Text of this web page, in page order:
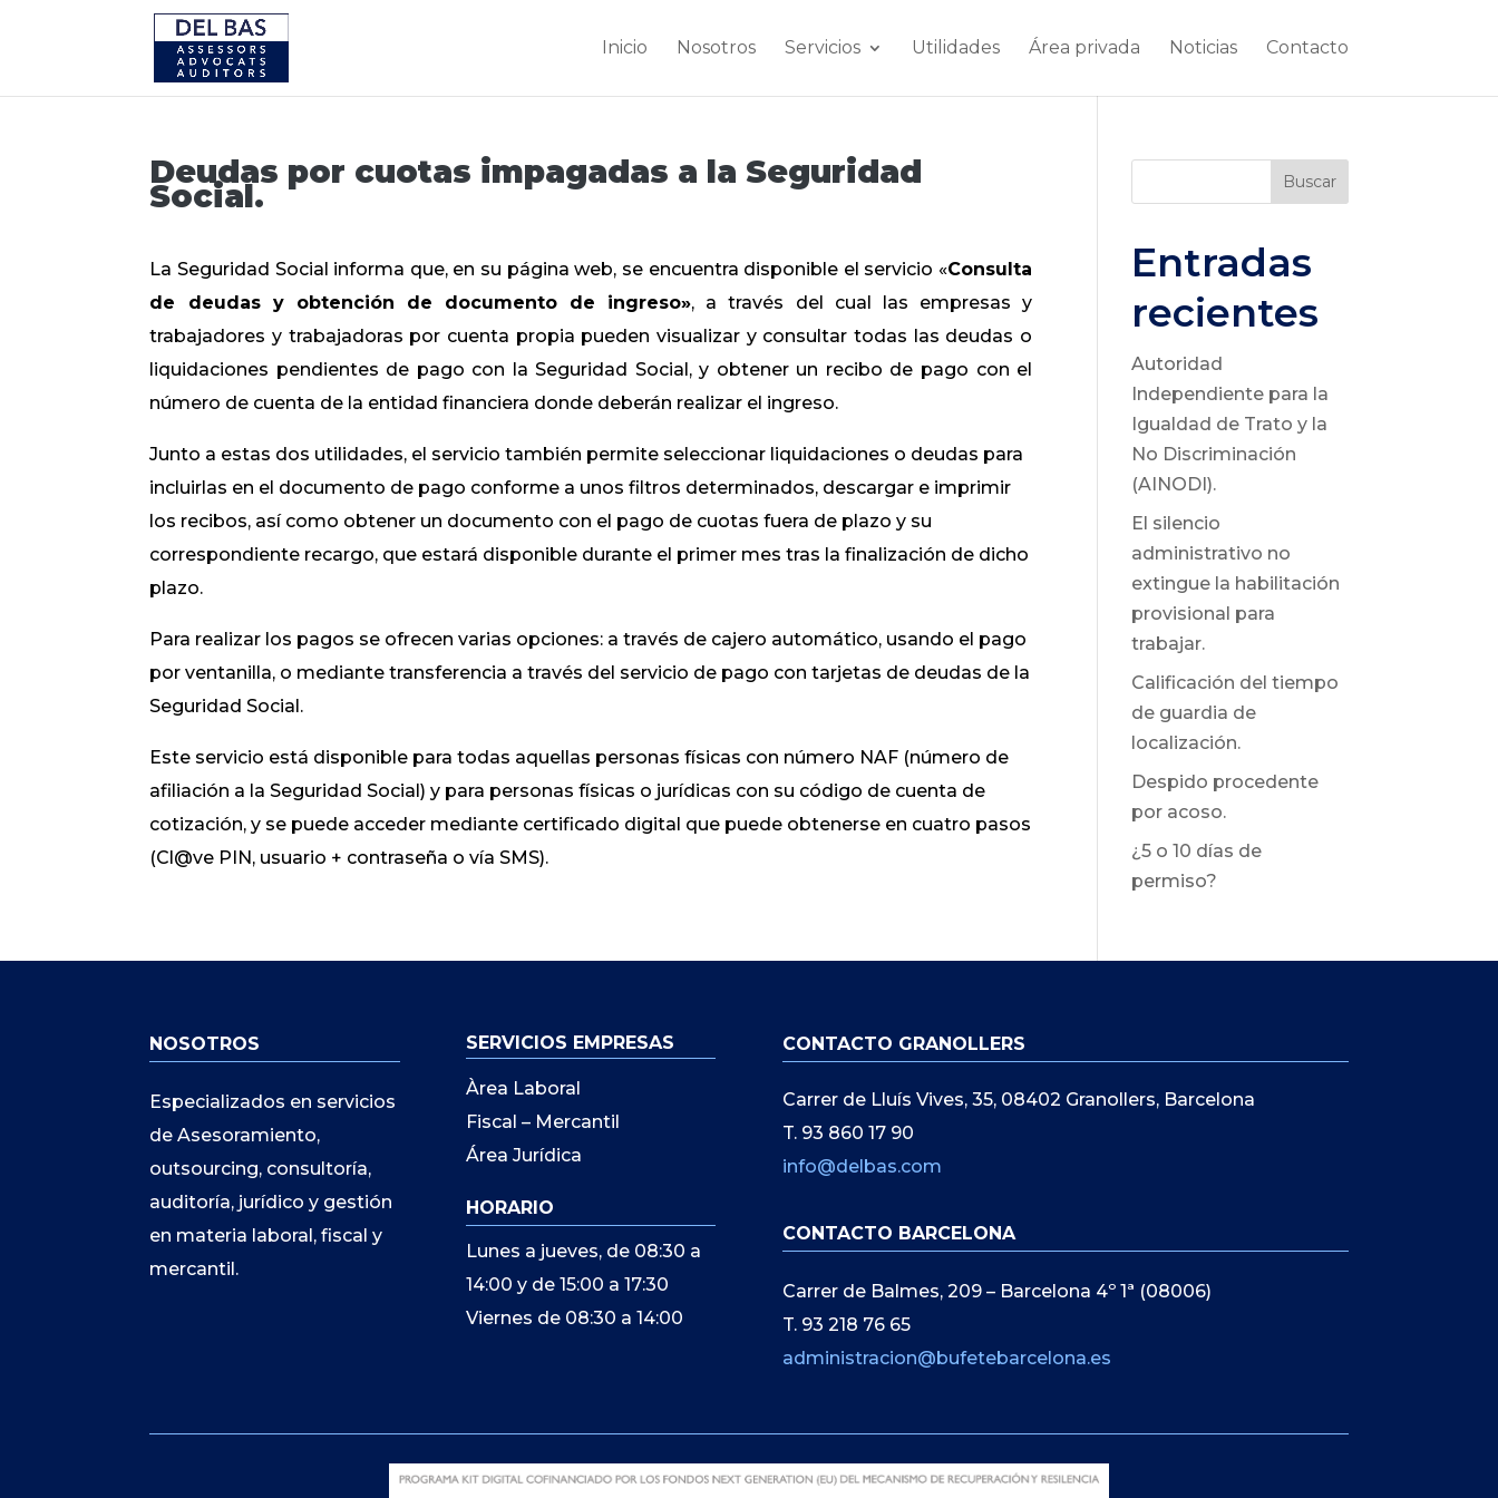
Inicio Nosotros Servicios Utilidades Área privada Noticias Contacto
Deudas por cuotas impagadas a la Seguridad
Social.
La Seguridad Social informa que, en su página web, se encuentra disponible el servicio «Consulta
de deudas y obtención de documento de ingreso», a través del cual las empresas y
trabajadores y trabajadoras por cuenta propia pueden visualizar y consultar todas las deudas o
liquidaciones pendientes de pago con la Seguridad Social, y obtener un recibo de pago con el
número de cuenta de la entidad financiera donde deberán realizar el ingreso.
Junto a estas dos utilidades, el servicio también permite seleccionar liquidaciones o deudas para
incluirlas en el documento de pago conforme a unos filtros determinados, descargar e imprimir
los recibos, así como obtener un documento con el pago de cuotas fuera de plazo y su
correspondiente recargo, que estará disponible durante el primer mes tras la finalización de dicho
plazo.
Para realizar los pagos se ofrecen varias opciones: a través de cajero automático, usando el pago
por ventanilla, o mediante transferencia a través del servicio de pago con tarjetas de deudas de la
Seguridad Social.
Este servicio está disponible para todas aquellas personas físicas con número NAF (número de
afiliación a la Seguridad Social) y para personas físicas o jurídicas con su código de cuenta de
cotización, y se puede acceder mediante certificado digital que puede obtenerse en cuatro pasos
(Cl@ve PIN, usuario + contraseña o vía SMS).
Buscar
Entradas
recientes
Autoridad
Independiente para la
Igualdad de Trato y la
No Discriminación
(AINODI).
El silencio
administrativo no
extingue la habilitación
provisional para
trabajar.
Calificación del tiempo
de guardia de
localización.
Despido procedente
por acoso.
¿5 o 10 días de
permiso?
NOSOTROS
Especializados en servicios
de Asesoramiento,
outsourcing, consultoría,
auditoría, jurídico y gestión
en materia laboral, fiscal y
mercantil.
SERVICIOS EMPRESAS
Àrea Laboral
Fiscal – Mercantil
Área Jurídica
HORARIO
Lunes a jueves, de 08:30 a
14:00 y de 15:00 a 17:30
Viernes de 08:30 a 14:00
CONTACTO GRANOLLERS
Carrer de Lluís Vives, 35, 08402 Granollers, Barcelona
T. 93 860 17 90
info@delbas.com
CONTACTO BARCELONA
Carrer de Balmes, 209 – Barcelona 4º 1ª (08006)
T. 93 218 76 65
administracion@bufetebarcelona.es